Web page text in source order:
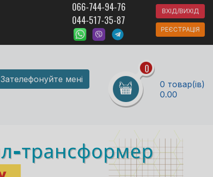
066-744-94-76
044-517-35-87
ВХІД/ВИХІД
РЕЄСТРАЦІЯ
Зателефонуйте мені
0
0 товар(ів)
0.00